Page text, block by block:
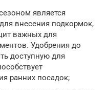
является
внесения подкормок,
важных для
Удобрения до
доступную для
ранних посадок;